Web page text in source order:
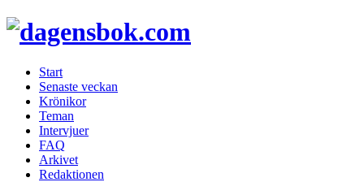
Start
Senaste veckan
Krönikor
Teman
Intervjuer
FAQ
Arkivet
Redaktionen